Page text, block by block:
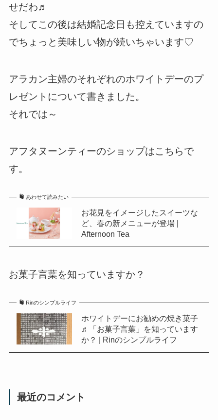
せだわ♬
そしてこの後は結婚記念日も控えていますの
でちょっと美味しい物が続いちゃいます♡
アラカン主婦のそれぞれのホワイトデーのプ
レゼントについて書きました。
それでは～
アフタヌーンティーのショップはこちらで
す。
あわせて読みたい
お花見をイメージしたスイーツな
ど、春の新メニューが登場 |
Afternoon Tea
お菓子言葉を知っていますか？
Rinのシンプルライフ
ホワイトデーにお勧めの焼き菓子
♬「お菓子言葉」を知っています
か？ | Rinのシンプルライフ
最近のコメント